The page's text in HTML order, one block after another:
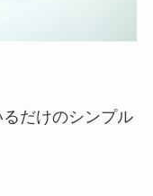
だけのシンプル